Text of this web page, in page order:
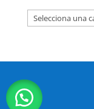
Selecciona
una